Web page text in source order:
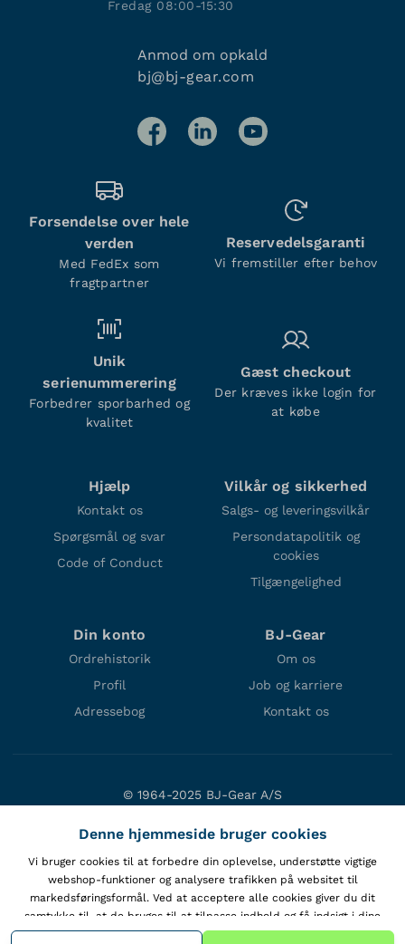
Fredag 08:00-15:30
Anmod om opkald
bj@bj-gear.com
Forsendelse over hele
verden
Med FedEx som
fragtpartner
Reservedelsgaranti
Vi fremstiller efter behov
Unik
serienummerering
Forbedrer sporbarhed og
kvalitet
Gæst checkout
Der kræves ikke login for
at købe
Hjælp
Kontakt os
Spørgsmål og svar
Code of Conduct
Vilkår og sikkerhed
Salgs- og leveringsvilkår
Persondatapolitik og
cookies
Tilgængelighed
Din konto
Ordrehistorik
Profil
Adressebog
BJ-Gear
Om os
Job og karriere
Kontakt os
© 1964-2025 BJ-Gear A/S
DK-8660 Skanderborg
Denmark
VAT: DK10166470
Denne hjemmeside bruger cookies
Vi bruger cookies til at forbedre din oplevelse, understøtte vigtige
webshop-funktioner og analysere trafikken på websitet til
markedsføringsformål. Ved at acceptere alle cookies giver du dit
samtykke til, at de bruges til at tilpasse indhold og få indsigt i dine
interaktioner med vores hjemmeside.Vis cookiepolitik.